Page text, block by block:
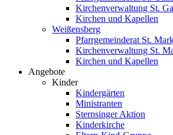
Kirchenverwaltung St.
Kirchen und Kapellen
Weißensberg
Pfarrgemeinderat St.
Kirchenverwaltung St.
Kirchen und Kapellen
Angebote
Kinder
Kindergärten
Ministranten
Sternsinger Aktion
Kinderkirche